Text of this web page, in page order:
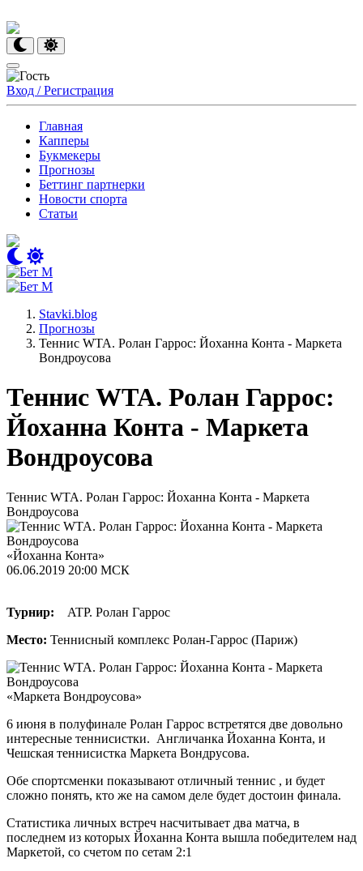
Вход / Регистрация
Главная
Капперы
Букмекеры
Прогнозы
Беттинг партнерки
Новости спорта
Статьи
Stavki.blog
Прогнозы
Теннис WTA. Ролан Гаррос: Йоханна Конта - Маркета
Вондроусова
Теннис WTA. Ролан Гаррос:
Йоханна Конта - Маркета
Вондроусова
Теннис WTA. Ролан Гаррос: Йоханна Конта - Маркета
Вондроусова
«Йоханна Конта»
06.06.2019 20:00 МСК
Турнир: ATP. Ролан Гаррос
Место: Теннисный комплекс Ролан-Гаррос (Париж)
«Маркета Вондроусова»
6 июня в полуфинале Ролан Гаррос встретятся две довольно
интересные теннисистки. Англичанка Йоханна Конта, и
Чешская теннисистка Маркета Вондрусова.
Обе спортсменки показывают отличный теннис , и будет
сложно понять, кто же на самом деле будет достоин финала.
Статистика личных встреч насчитывает два матча, в
последнем из которых Йоханна Конта вышла победителем над
Маркетой, со счетом по сетам 2:1